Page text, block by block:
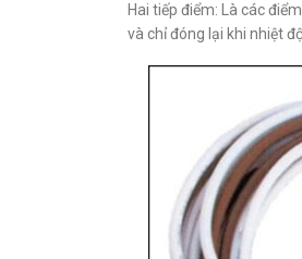
Hai tiếp điểm: Là các
và chỉ đóng lại khi nhiệt